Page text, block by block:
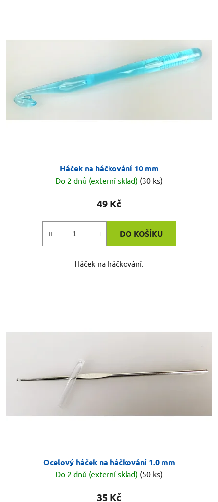
Háček na háčkování 10 mm
Do 2 dnů (externí sklad) (30 ks)
49 Kč
DO KOŠÍKU
Háček na háčkování.
Ocelový háček na háčkování 1.0 mm
Do 2 dnů (externí sklad) (50 ks)
35 Kč